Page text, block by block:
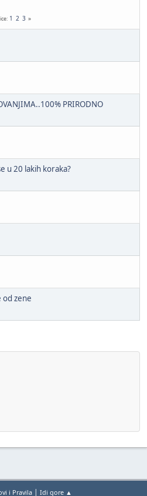
1 2 3
PRIRODNO
u 20 lakih koraka?
od zene
i Pravila| Idi gore ▲